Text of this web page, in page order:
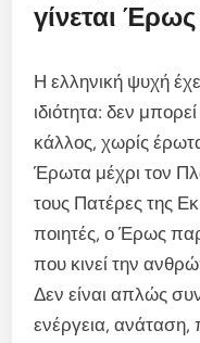
γίνεται Έρως
Η ελληνική ψυχή
ιδιότητα: δεν
κάλλος, χωρίς
Έρωτα μέχρι τον
τους Πατέρες της
ποιητές, ο Έρως
που κινεί την
Δεν είναι απλώς
ενέργεια, ανάταση,